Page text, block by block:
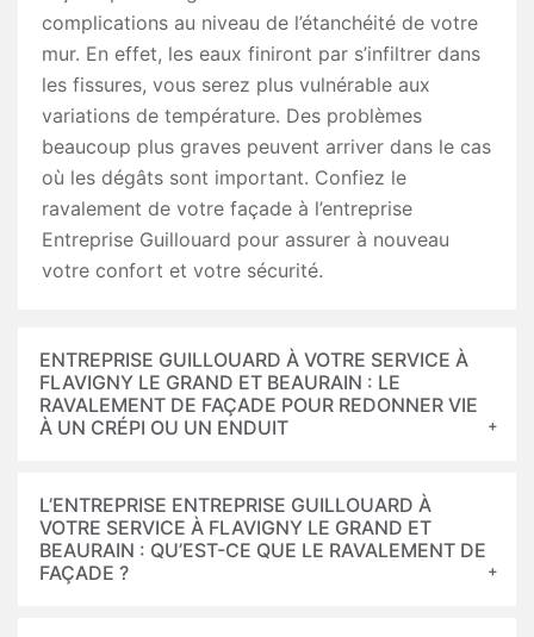
complications au niveau de l’étanchéité de votre
mur. En effet, les eaux finiront par s’infiltrer dans
les fissures, vous serez plus vulnérable aux
variations de température. Des problèmes
beaucoup plus graves peuvent arriver dans le cas
où les dégâts sont important. Confiez le
ravalement de votre façade à l’entreprise
Entreprise Guillouard pour assurer à nouveau
votre confort et votre sécurité.
ENTREPRISE GUILLOUARD À VOTRE SERVICE À
FLAVIGNY LE GRAND ET BEAURAIN : LE
RAVALEMENT DE FAÇADE POUR REDONNER VIE
À UN CRÉPI OU UN ENDUIT
L’ENTREPRISE ENTREPRISE GUILLOUARD À
VOTRE SERVICE À FLAVIGNY LE GRAND ET
BEAURAIN : QU’EST-CE QUE LE RAVALEMENT DE
FAÇADE ?